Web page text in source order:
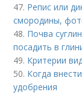
47. Репис или
смородины,
48. Почва
посадить в
49. Критерии
50. Когда
удобрения